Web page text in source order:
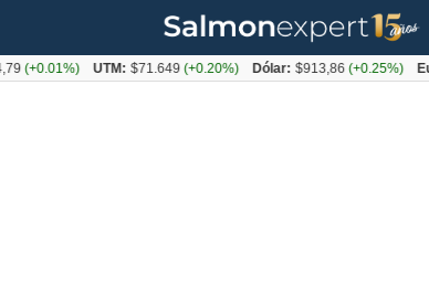
UTM: $71.649(+0.20%) Dólar: $913,86(+0.25%) Euro: